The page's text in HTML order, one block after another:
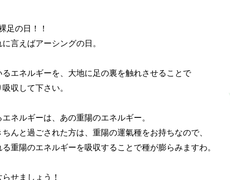
足の日！！
言えばアーシングの日。
るエネルギーを、大地に足の裏を触れさせることで
収して下さい。
ネルギーは、あの重陽のエネルギー。
んと過ごされた方は、重陽の運氣種をお持ちなので、
る重陽のエネルギーを吸収することで種が膨らみますわ。
せましょう！